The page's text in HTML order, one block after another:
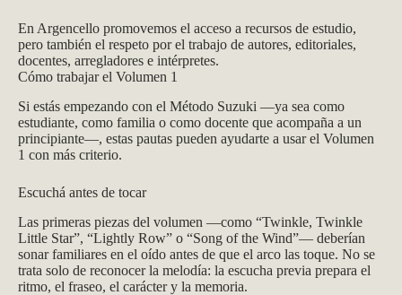
En Argencello promovemos el acceso a recursos de estudio,
pero también el respeto por el trabajo de autores, editoriales,
docentes, arregladores e intérpretes.
Cómo trabajar el Volumen 1
Si estás empezando con el Método Suzuki —ya sea como
estudiante, como familia o como docente que acompaña a un
principiante—, estas pautas pueden ayudarte a usar el Volumen
1 con más criterio.
Escuchá antes de tocar
Las primeras piezas del volumen —como “Twinkle, Twinkle
Little Star”, “Lightly Row” o “Song of the Wind”— deberían
sonar familiares en el oído antes de que el arco las toque. No se
trata solo de reconocer la melodía: la escucha previa prepara el
ritmo, el fraseo, el carácter y la memoria.